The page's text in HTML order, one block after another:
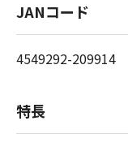
JANコード
4549292-209914
特長